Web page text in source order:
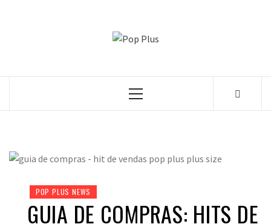
Primary
POP PLUS NEWS
GUIA DE COMPRAS: HITS DE